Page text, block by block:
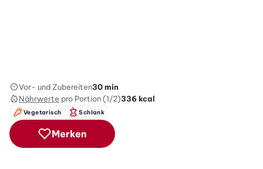
Vor- und Zubereiten30 min
Nährwerte pro Portion (1/2)336kcal
Vegetarisch Schlank
Merken